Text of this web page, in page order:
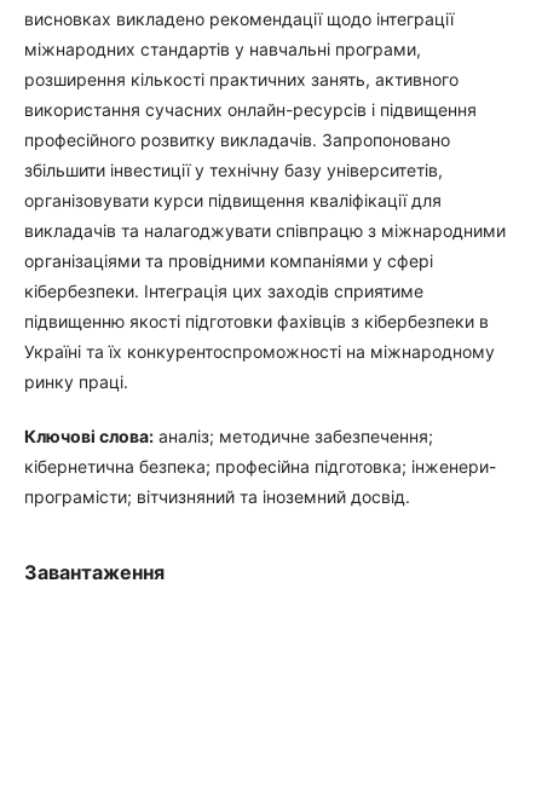
висновках викладено рекомендації щодо інтеграції
міжнародних стандартів у навчальні програми,
розширення кількості практичних занять, активного
використання сучасних онлайн-ресурсів і підвищення
професійного розвитку викладачів. Запропоновано
збільшити інвестиції у технічну базу університетів,
організовувати курси підвищення кваліфікації для
викладачів та налагоджувати співпрацю з міжнародними
організаціями та провідними компаніями у сфері
кібербезпеки. Інтеграція цих заходів сприятиме
підвищенню якості підготовки фахівців з кібербезпеки в
Україні та їх конкурентоспроможності на міжнародному
ринку праці.
Ключові слова: аналіз; методичне забезпечення;
кібернетична безпека; професійна підготовка; інженери-
програмісти; вітчизняний та іноземний досвід.
Завантаження